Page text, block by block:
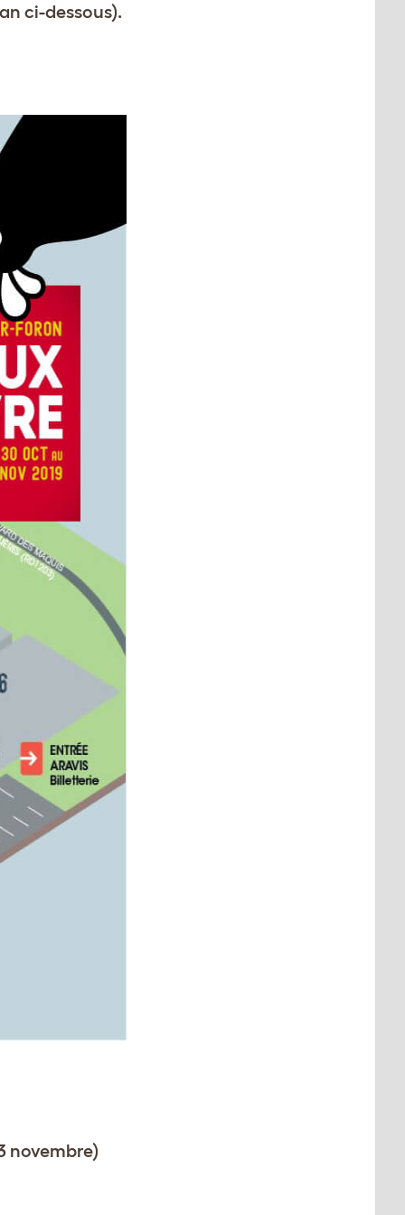
ci-dessous).
novembre)